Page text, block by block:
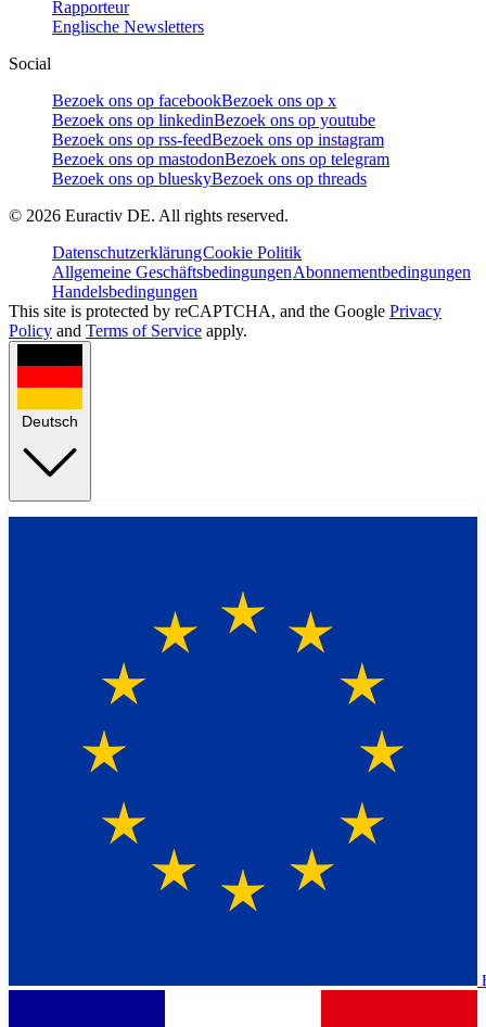
Rapporteur
Englische Newsletters
Social
Bezoek ons op facebookBezoek ons op x
Bezoek ons op linkedinBezoek ons op youtube
Bezoek ons op rss-feedBezoek ons op instagram
Bezoek ons op mastodonBezoek ons op telegram
Bezoek ons op blueskyBezoek ons op threads
© 2026 Euractiv DE. All rights reserved.
DatenschutzerklärungCookie Politik
Allgemeine GeschäftsbedingungenAbonnementbedingungen
Handelsbedingungen
This site is protected by reCAPTCHA, and the Google Privacy
Policy and Terms of Service apply.
Deutsch